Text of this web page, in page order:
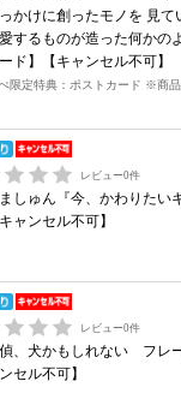
かけに創ったモノを 見て
するものが造った何かの
ド】【キャンセル不可】
限定特典：ポストカード ※商品
レビュー0件
しゅん『今、かわりたい
ャンセル不可】
レビュー0件
、犬かもしれない フレ
セル不可】